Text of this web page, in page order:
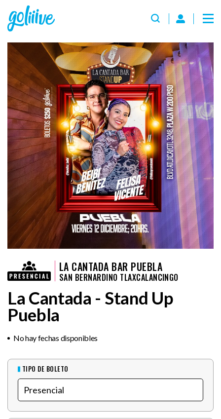
LA CANTADA BAR PUEBLA
SAN BERNARDINO TLAXCALANCINGO
La Cantada - Stand Up
Puebla
No hay fechas disponibles
TIPO DE BOLETO